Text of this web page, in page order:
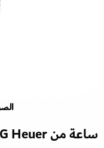
ساعة من TAG Heuer